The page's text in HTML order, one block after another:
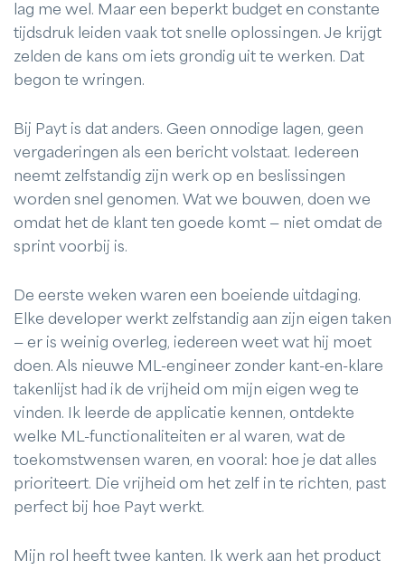
lag me wel. Maar een beperkt budget en constante
tijdsdruk leiden vaak tot snelle oplossingen. Je krijgt
zelden de kans om iets grondig uit te werken. Dat
begon te wringen.
Bij Payt is dat anders. Geen onnodige lagen, geen
vergaderingen als een bericht volstaat. Iedereen
neemt zelfstandig zijn werk op en beslissingen
worden snel genomen. Wat we bouwen, doen we
omdat het de klant ten goede komt — niet omdat de
sprint voorbij is.
De eerste weken waren een boeiende uitdaging.
Elke developer werkt zelfstandig aan zijn eigen taken
— er is weinig overleg, iedereen weet wat hij moet
doen. Als nieuwe ML-engineer zonder kant-en-klare
takenlijst had ik de vrijheid om mijn eigen weg te
vinden. Ik leerde de applicatie kennen, ontdekte
welke ML-functionaliteiten er al waren, wat de
toekomstwensen waren, en vooral: hoe je dat alles
prioriteert. Die vrijheid om het zelf in te richten, past
perfect bij hoe Payt werkt.
Mijn rol heeft twee kanten. Ik werk aan het product